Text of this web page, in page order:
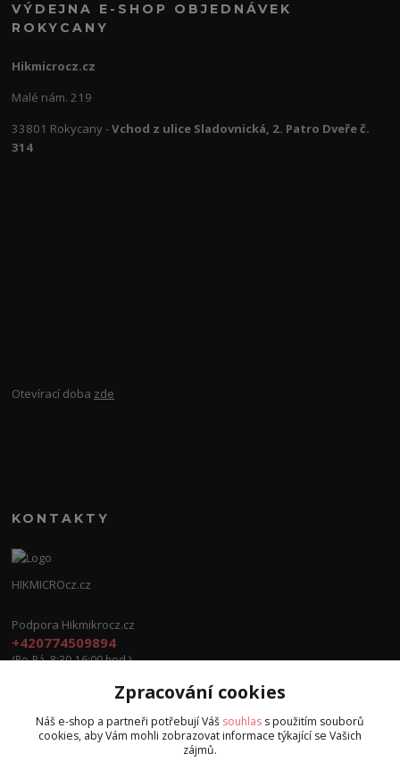
VÝDEJNA E-SHOP OBJEDNÁVEK
ROKYCANY
Hikmicrocz.cz
Malé nám. 219
33801 Rokycany -Vchod z ulice Sladovnická, 2. Patro Dveře č.
314
Otevírací doba zde
KONTAKTY
HIKMICROcz.cz
Podpora Hikmikrocz.cz
+420774509894
(Po-Pá, 8:30-16:00 hod.)
info@hikmicrocz.cz
Zpracování cookies
Náš e-shop a partneři potřebují Váš souhlas s použitím souborů
cookies, aby Vám mohli zobrazovat informace týkající se Vašich
zájmů.